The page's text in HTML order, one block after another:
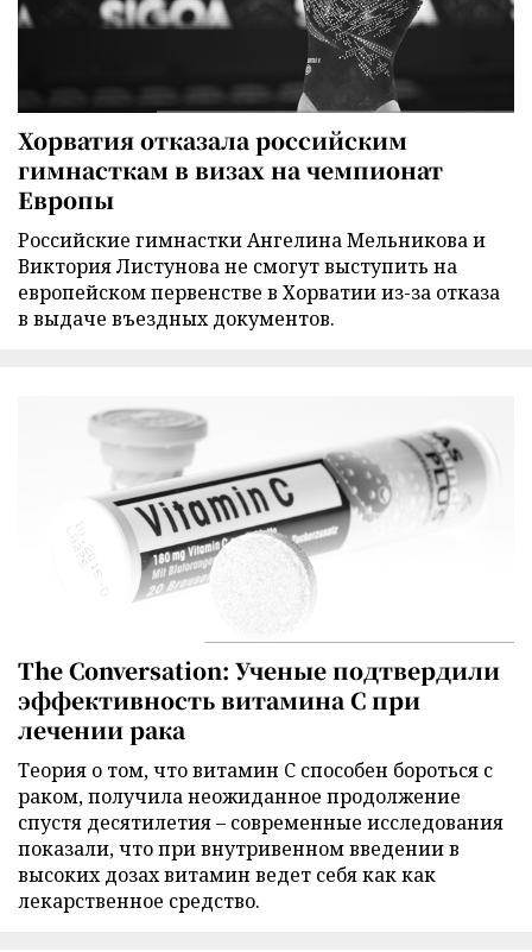
Хорватия отказала российским
гимнасткам в визах на чемпионат
Европы
Российские гимнастки Ангелина Мельникова и
Виктория Листунова не смогут выступить на
европейском первенстве в Хорватии из-за отказа
в выдаче въездных документов.
The Conversation: Ученые подтвердили
эффективность витамина C при
лечении рака
Теория о том, что витамин C способен бороться с
раком, получила неожиданное продолжение
спустя десятилетия – современные исследования
показали, что при внутривенном введении в
высоких дозах витамин ведет себя как как
лекарственное средство.